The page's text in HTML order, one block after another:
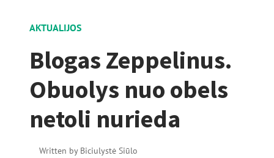
AKTUALIJOS
Blogas Zeppelinus.
Obuolys nuo obels
netoli nurieda
Written by Biciulystė Siūlo